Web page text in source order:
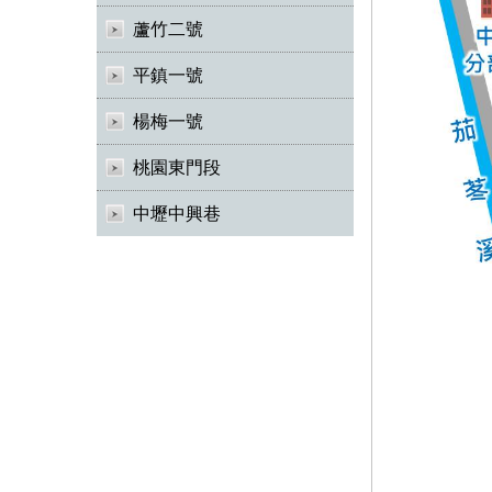
蘆竹二號
平鎮一號
楊梅一號
桃園東門段
中壢中興巷